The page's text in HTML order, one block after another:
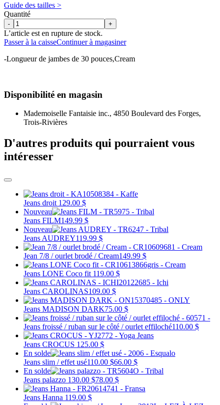
Guide des tailles >
Quantité
- +
L’article est en rupture de stock.
Passer à la caisseContinuer à magasiner
-Longueur de jambes de 30 pouces,Cream
Disponibilité en magasin
Mademoiselle Fantaisie inc., 4850 Boulevard des Forges,
Trois-Rivières
D'autres produits qui pourraient vous
intéresser
Jeans droit 129.00 $
Nouveau
Jeans FILM149.99 $
Nouveau
Jeans AUDREY119.99 $
Jean 7/8 / ourlet brodé / Cream149.99 $
Jeans LONE Coco fit 119.00 $
Jeans CAROLINAS109.00 $
Jeans MADISON DARK75.00 $
Jeans froissé / ruban sur le côté / ourlet effiloché110.00 $
Jeans CROCUS 125.00 $
En solde
Jeans slim / effet usé110.00 $66.00 $
En solde
Jeans palazzo 130.00 $78.00 $
Jeans Hanna 119.00 $